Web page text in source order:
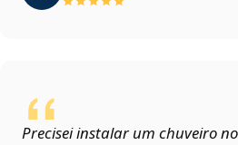
Precisei instalar um chuveiro